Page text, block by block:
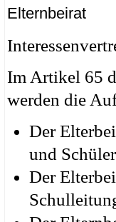
Elternbeirat
Im Artikel 65
werden die
Der
und
Der